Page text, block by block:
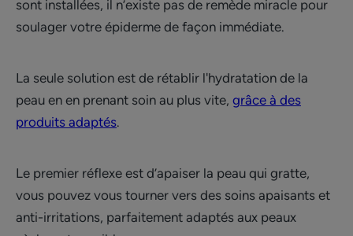
sont installées, il n’existe pas de remède miracle pour
soulager votre épiderme de façon immédiate.
La seule solution est de rétablir l'hydratation de la
peau en en prenant soin au plus vite, grâce à des
produits adaptés.
Le premier réflexe est d’apaiser la peau qui gratte,
vous pouvez vous tourner vers des soins apaisants et
anti-irritations, parfaitement adaptés aux peaux